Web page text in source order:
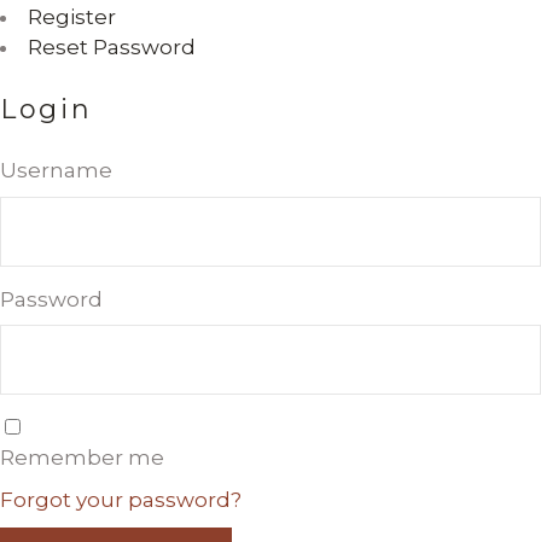
Register
Reset Password
Login
Username
Password
Remember me
Forgot your password?